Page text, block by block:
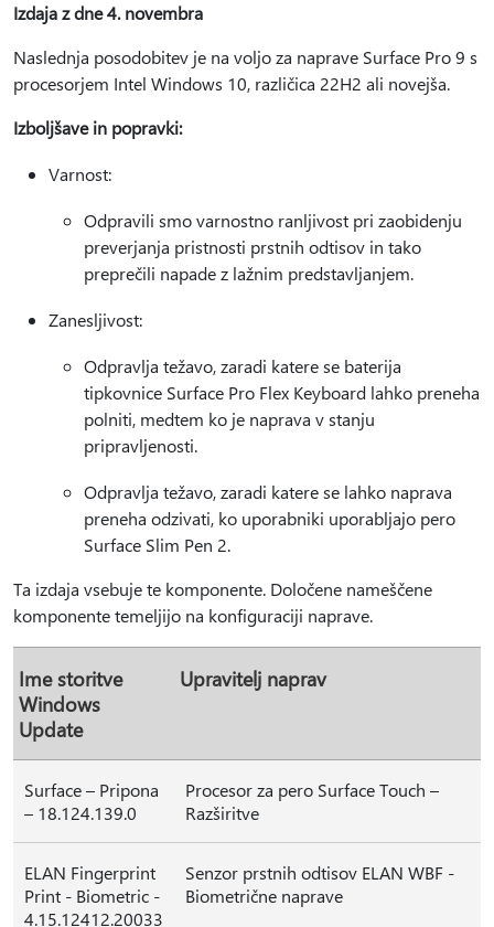
Izdaja z dne 4. novembra
Naslednja posodobitev je na voljo za naprave Surface Pro 9 s
procesorjem Intel Windows 10, različica 22H2 ali novejša.
Izboljšave in popravki:
Varnost:
Odpravili smo varnostno ranljivost pri zaobidenju
preverjanja pristnosti prstnih odtisov in tako
preprečili napade z lažnim predstavljanjem.
Zanesljivost:
Odpravlja težavo, zaradi katere se baterija
tipkovnice Surface Pro Flex Keyboard lahko preneha
polniti, medtem ko je naprava v stanju
pripravljenosti.
Odpravlja težavo, zaradi katere se lahko naprava
preneha odzivati, ko uporabniki uporabljajo pero
Surface Slim Pen 2.
Ta izdaja vsebuje te komponente. Določene nameščene
komponente temeljijo na konfiguraciji naprave.
Ime storitve
Windows
Update
Upravitelj naprav
Surface – Pripona
– 18.124.139.0
Procesor za pero Surface Touch –
Razširitve
ELAN Fingerprint
Print - Biometric -
4.15.12412.20033
Senzor prstnih odtisov ELAN WBF -
Biometrične naprave